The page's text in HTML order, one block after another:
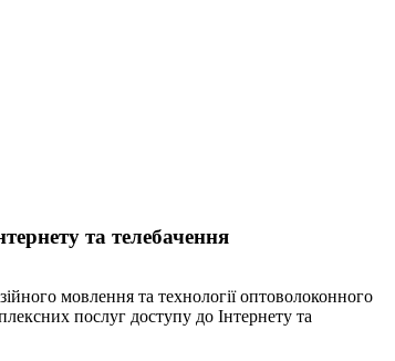
та телебачення
мовлення та технології оптоволоконного
послуг доступу до Інтернету та